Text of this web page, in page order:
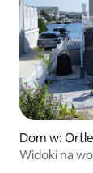
Dom w:
Widoki na